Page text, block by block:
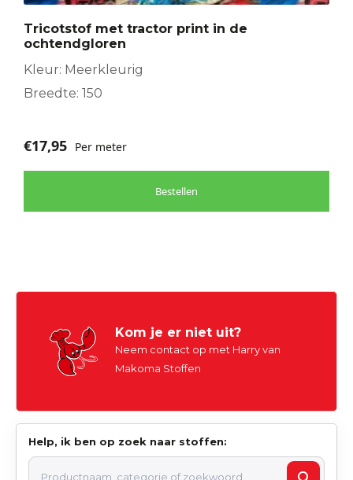
Tricotstof met tractor print in de
ochtendgloren
Kleur: Meerkleurig
Breedte: 150
€17,95 Per meter
Bestellen
Kom je er niet uit?
Neem contact op met Harry van
Makoma Stoffen
Help, ik ben op zoek naar stoffen: